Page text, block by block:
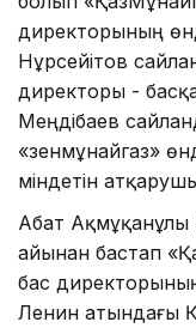
директорының
Нұрсейітов
директоры -
Меңдібаев
«Өзенмұнайгаз»
міндетін
Абат Ақмұқанұлы
айынан бастап
бас
Ленин атындағы